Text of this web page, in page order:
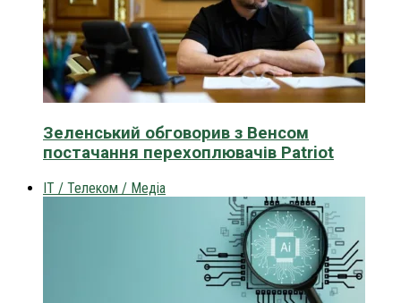
Зеленський обговорив з Венсом
постачання перехоплювачів Patriot
IT / Телеком / Медіа